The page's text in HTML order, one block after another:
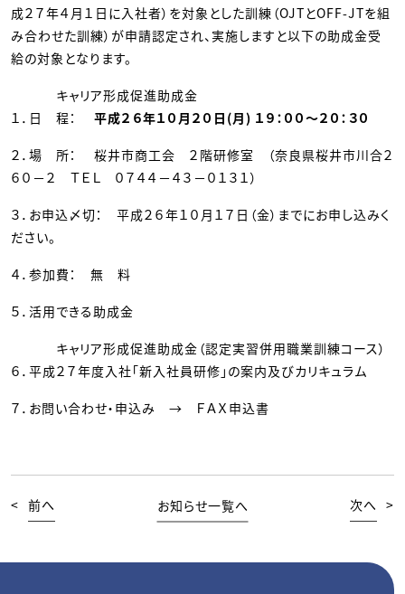
成２７年４月１日に入社者）を対象とした訓練（OJTとOFF-JTを組
み合わせた訓練）が申請認定され、実施しますと以下の助成金受
給の対象となります。
キャリア形成促進助成金
１．日 程： 平成２６年１０月２０日(月) １９：００～２０：３０
２．場 所： 桜井市商工会 ２階研修室 （奈良県桜井市川合２
６０－２ ＴＥＬ ０７４４－４３－０１３１）
３．お申込〆切： 平成２６年１０月１７日（金）までにお申し込みく
ださい。
４．参加費： 無 料
５．活用できる助成金
キャリア形成促進助成金（認定実習併用職業訓練コース）
６． 平成２７年度入社「新入社員研修」の案内及びカリキュラム
７． お問い合わせ・申込み → ＦＡＸ申込書
< 前へ 次へ >
お知らせ一覧へ